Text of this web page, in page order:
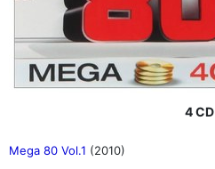
4 CD
Mega 80 Vol.1 (2010)